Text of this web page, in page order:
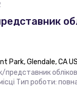
Park, Glendale, CA
представник
Тип роботи: